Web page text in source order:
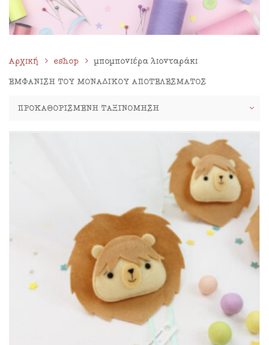
Αρχική eshop μπομπονιέρα λιονταράκι
ΕΜΦΆΝΙΣΗ ΤΟΥ ΜΟΝΑΔΙΚΟΎ ΑΠΟΤΕΛΈΣΜΑΤΟΣ